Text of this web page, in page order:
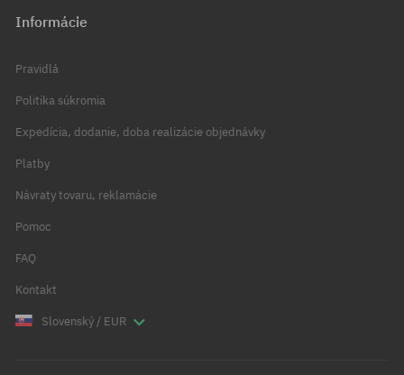
Informácie
Pravidlá
Politika súkromia
Expedícia, dodanie, doba realizácie objednávky
Platby
Návraty tovaru, reklamácie
Pomoc
FAQ
Kontakt
Slovenský / EUR